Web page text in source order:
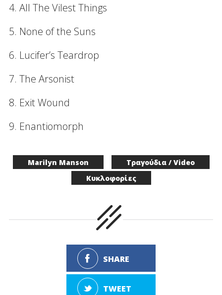
4. All The Vilest Things
5. None of the Suns
6. Lucifer’s Teardrop
7. The Arsonist
8. Exit Wound
9. Enantiomorph
Marilyn Manson
Τραγούδια / Video
Κυκλοφορίες
SHARE
TWEET